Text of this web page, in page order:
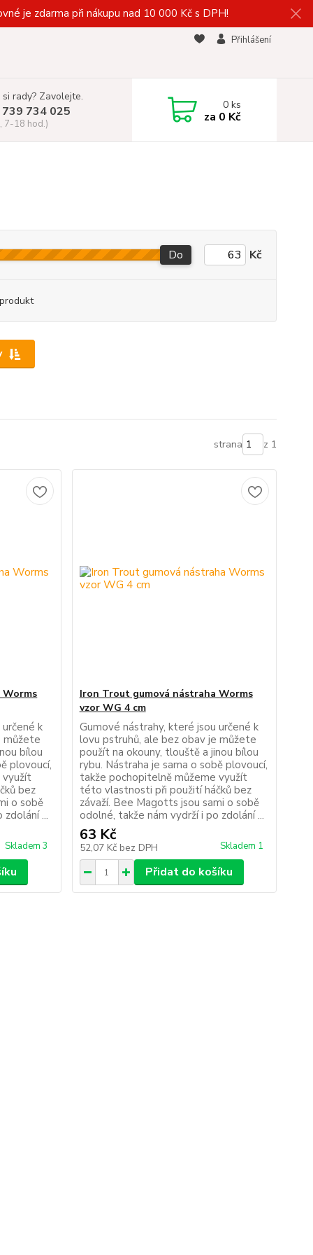
je zdarma při nákupu nad 10 000 Kč s DPH!
Přihlášení
rady? Zavolejte.
734 025
7-18 hod.)
0ks
za 0 Kč
Do Kč
strana z 1
k
můžete
bílou
plovoucí,
využít
bez
o sobě
...
Skladem 3
Iron Trout gumová nástraha Worms
vzor WG 4 cm
Gumové nástrahy, které jsou určené k
lovu pstruhů, ale bez obav je můžete
použít na okouny, tlouště a jinou bílou
rybu. Nástraha je sama o sobě plovoucí,
takže pochopitelně můžeme využít
této vlastnosti při použití háčků bez
závaží. Bee Magotts jsou sami o sobě
odolné, takže nám vydrží i po zdolání ...
63 Kč
52,07 Kč bez DPH Skladem 1
Přidat do košíku